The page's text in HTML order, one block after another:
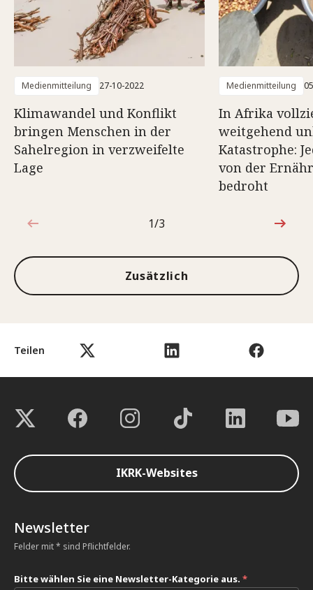
Teilen
Medienmitteilung 27-10-2022
Klimawandel und Konflikt
bringen Menschen in der
Sahelregion in verzweifelte
Lage
Medienmitteilung
In Afrika
weitgehend
Katastrophe:
von der
bedroht
1von3
1/3
Zusätzlich
IKRK-Websites
Newsletter
Felder mit * sind Pflichtfelder.
Bitte wählen Sie eine Newsletter-Kategorie aus. *